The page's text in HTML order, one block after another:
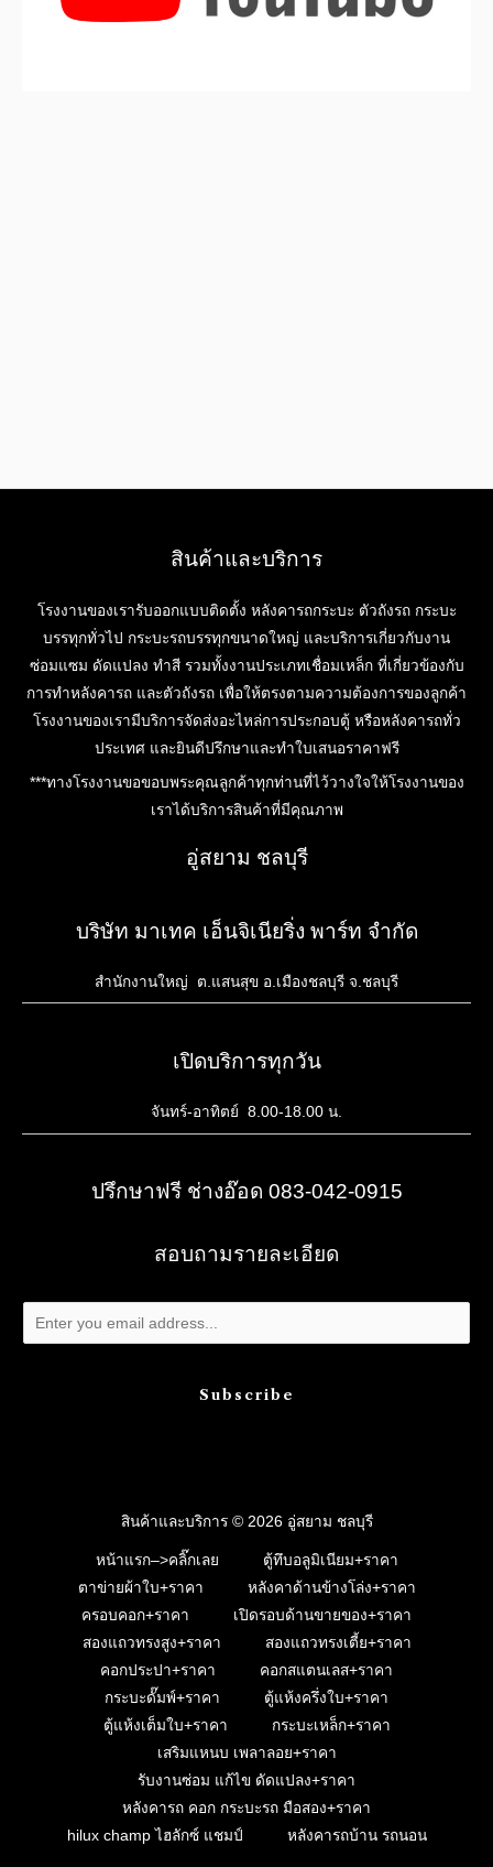
สินค้าและบริการ
โรงงานของเรารับออกแบบติดตั้ง หลังคารถกระบะ ตัวถังรถ กระบะ
บรรทุกทั่วไป กระบะรถบรรทุกขนาดใหญ่ และบริการเกี่ยวกับงาน
ซ่อมแซม ดัดแปลง ทำสี รวมทั้งงานประเภทเชื่อมเหล็ก ที่เกี่ยวข้องกับ
การทำหลังคารถ และตัวถังรถ เพื่อให้ตรงตามความต้องการของลูกค้า
โรงงานของเรามีบริการจัดส่งอะไหล่การประกอบตู้ หรือหลังคารถทั่ว
ประเทศ และยินดีปรึกษาและทำใบเสนอราคาฟรี
***ทางโรงงานขอขอบพระคุณลูกค้าทุกท่านที่ไว้วางใจให้โรงงานของ
เราได้บริการสินค้าที่มีคุณภาพ
อู่สยาม ชลบุรี
บริษัท มาเทค เอ็นจิเนียริ่ง พาร์ท จำกัด
สำนักงานใหญ่ ต.แสนสุข อ.เมืองชลบุรี จ.ชลบุรี
เปิดบริการทุกวัน
จันทร์-อาทิตย์ 8.00-18.00 น.
ปรึกษาฟรี ช่างอ๊อด 083-042-0915
สอบถามรายละเอียด
Subscribe
สินค้าและบริการ © 2026 อู่สยาม ชลบุรี
หน้าแรก–>คลิ๊กเลย
ตู้ทึบอลูมิเนียม+ราคา
ตาข่ายผ้าใบ+ราคา
หลังคาด้านข้างโล่ง+ราคา
ครอบคอก+ราคา
เปิดรอบด้านขายของ+ราคา
สองแถวทรงสูง+ราคา
สองแถวทรงเตี้ย+ราคา
คอกประปา+ราคา
คอกสแตนเลส+ราคา
กระบะดั๊มพ์+ราคา
ตู้แห้งครึ่งใบ+ราคา
ตู้แห้งเต็มใบ+ราคา
กระบะเหล็ก+ราคา
เสริมแหนบ เพลาลอย+ราคา
รับงานซ่อม แก้ไข ดัดแปลง+ราคา
หลังคารถ คอก กระบะรถ มือสอง+ราคา
hilux champ ไฮลักซ์ แชมป์
หลังคารถบ้าน รถนอน